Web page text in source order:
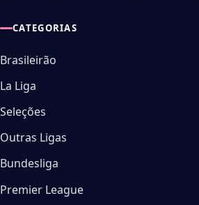
CATEGORIAS
Brasileirão
La Liga
Seleções
Outras Ligas
Bundesliga
Premier League